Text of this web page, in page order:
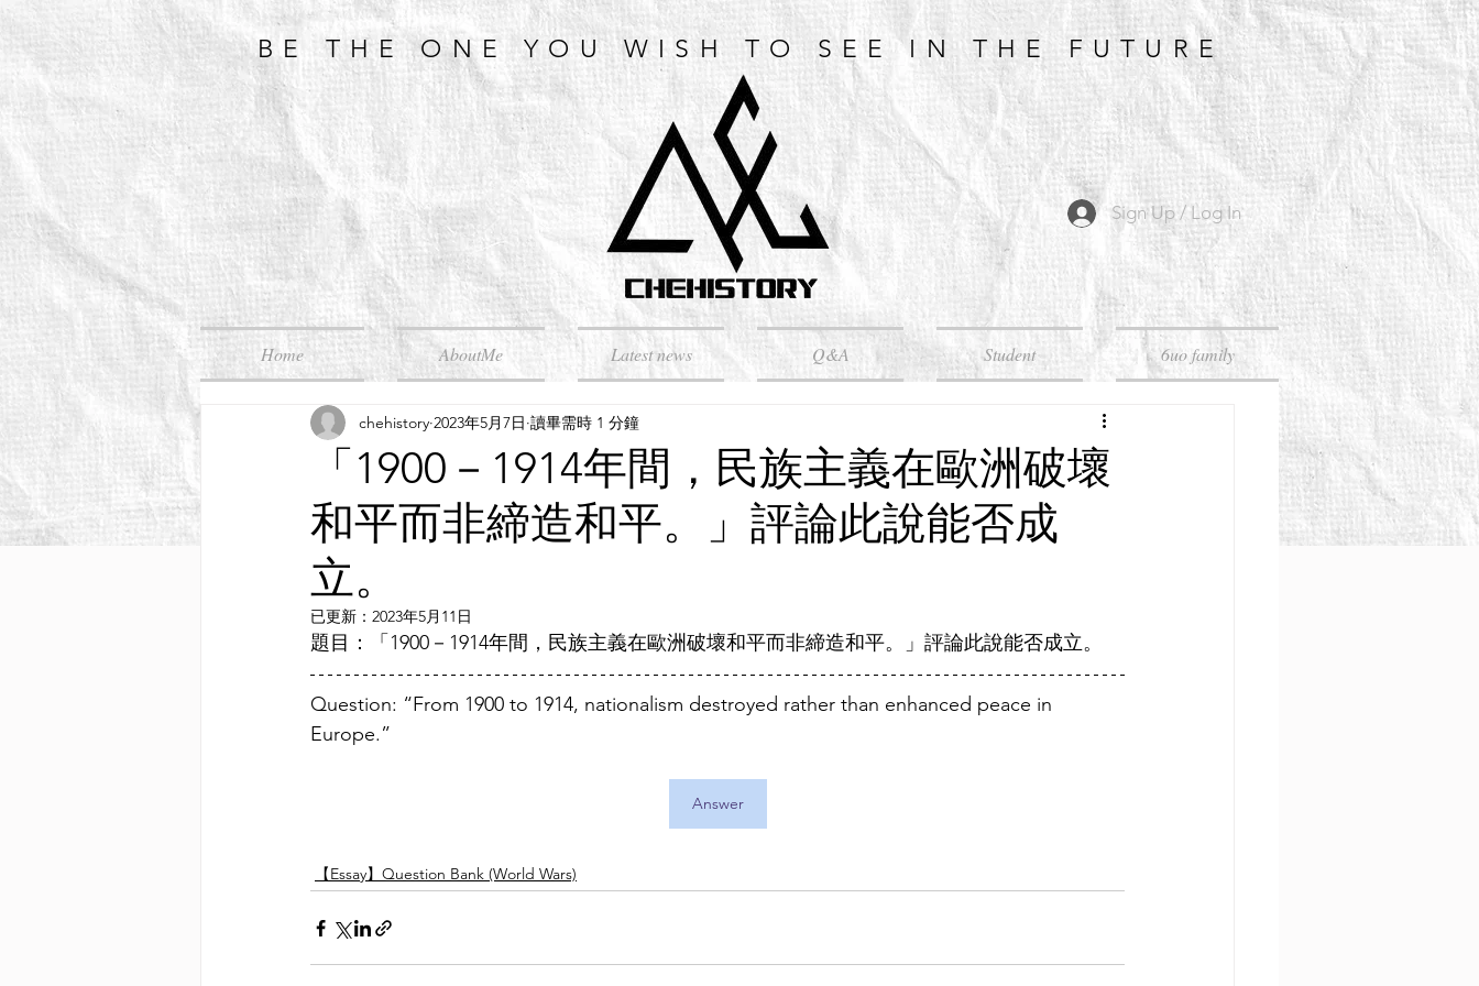
BE THE ONE YOU WISH TO SEE IN THE FUTURE
Sign Up / Log In
Home AboutMe Latest news Q&A Student 6uo family
「1900－1914年間，民族主義在歐洲破壞
和平而非締造和平。」評論此說能否成
立。
chehistory 2023年5月7日 讀畢需時 1 分鐘
已更新： 2023年5月11日
題目：「1900－1914年間，民族主義在歐洲破壞和平而非締造和平。」評論此說能否成立。
Question: “From 1900 to 1914, nationalism destroyed rather than enhanced peace in
Europe.”
Answer
【Essay】Question Bank (World Wars)